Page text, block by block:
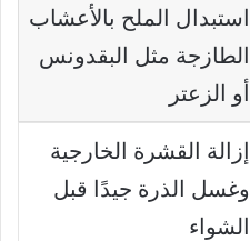
استبدال الملح بالأعشاب
الطازجة مثل البقدونس
أو الزعتر
إزالة القشرة الخارجية
وغسل الذرة جيدًا قبل
الشواء